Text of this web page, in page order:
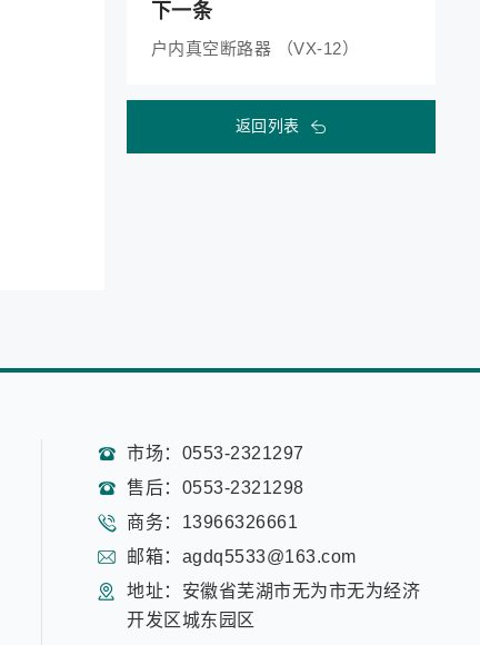
下一条
户内真空断路器 （VX-12）
返回列表
市场：0553-2321297
售后：0553-2321298
商务：13966326661
邮箱：agdq5533@163.com
地址：安徽省芜湖市无为市无为经济
开发区城东园区